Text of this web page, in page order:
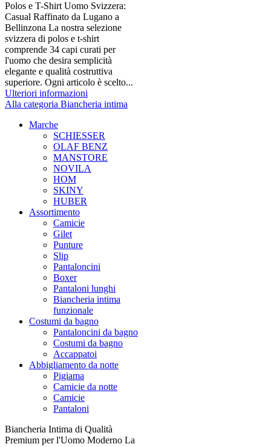
Polos e T-Shirt Uomo Svizzera:
Casual Raffinato da Lugano a
Bellinzona La nostra selezione
svizzera di polos e t-shirt
comprende 34 capi curati per
l'uomo che desira semplicità
elegante e qualità costruttiva
superiore. Ogni articolo è scelto...
Ulteriori informazioni
Alla categoria Biancheria intima
Marche
SCHIESSER
OLAF BENZ
MANSTORE
NOVILA
HOM
SKINY
HUBER
Assortimento
Camicie
Gilet
Punture
Slip
Pantaloncini
Boxer
Pantaloni lunghi
Biancheria intima
funzionale
Costumi da bagno
Pantaloncini da bagno
Costumi da bagno
Accappatoi
Abbigliamento da notte
Pigiama
Camicie da notte
Camicie
Pantaloni
Biancheria Intima di Qualità
Premium per l'Uomo Moderno La